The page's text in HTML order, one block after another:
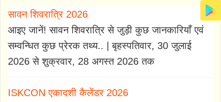
सावन शिवरात्रि 2026
आइए जानें! सावन शिवरात्रि से जुड़ी कुछ जानकारियाँ एवं
सम्वन्धित कुछ प्रेरक तथ्य.. | बृहस्पतिवार, 30 जुलाई
2026 से शुक्रवार, 28 अगस्त 2026 तक
ISKCON एकादशी कैलेंडर 2026